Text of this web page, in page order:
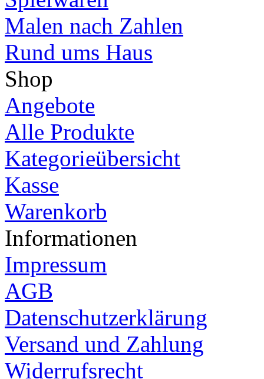
Malen nach Zahlen
Rund ums Haus
Shop
Angebote
Alle Produkte
Kategorieübersicht
Kasse
Warenkorb
Informationen
Impressum
AGB
Datenschutzerklärung
Versand und Zahlung
Widerrufsrecht